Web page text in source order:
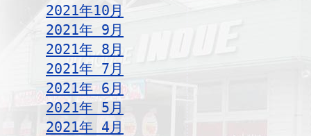
2021年10月
2021年 9月
2021年 8月
2021年 7月
2021年 6月
2021年 5月
2021年 4月